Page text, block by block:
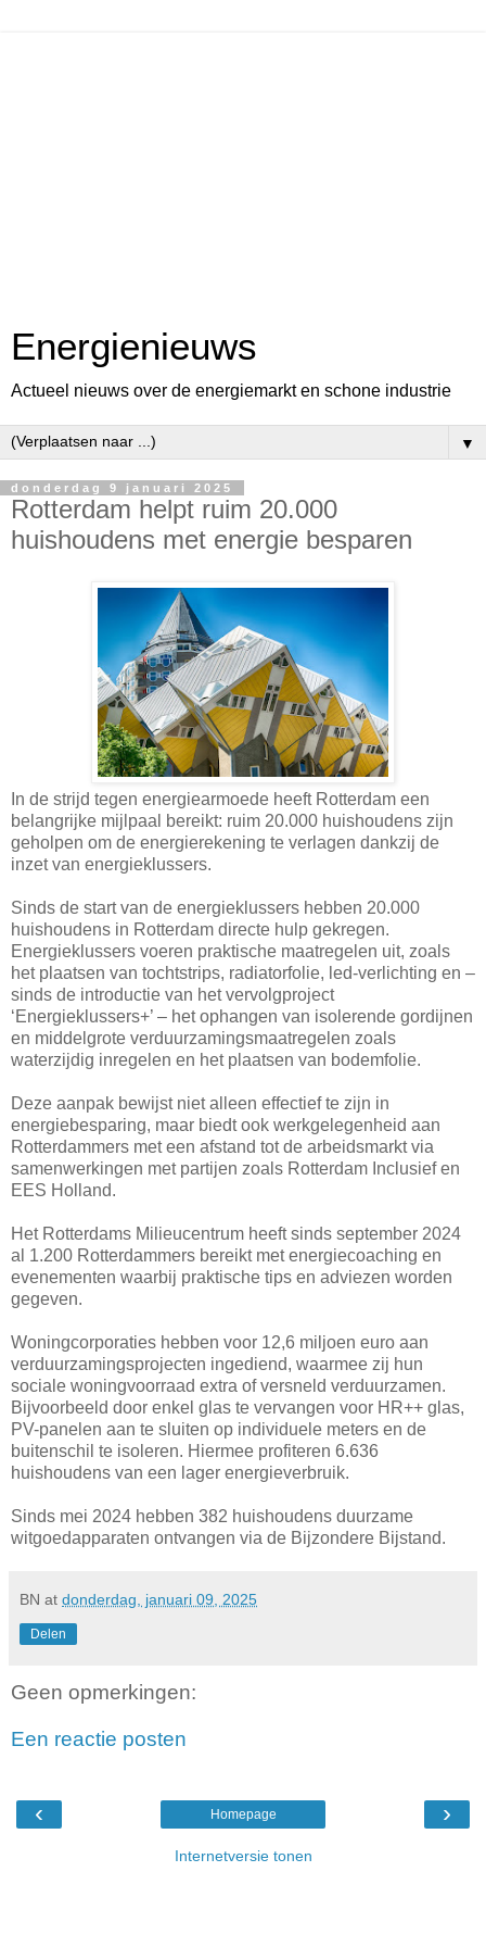
Energienieuws
Actueel nieuws over de energiemarkt en schone industrie
▼
donderdag 9 januari 2025
Rotterdam helpt ruim 20.000
huishoudens met energie besparen
In de strijd tegen energiearmoede heeft Rotterdam een
belangrijke mijlpaal bereikt: ruim 20.000 huishoudens zijn
geholpen om de energierekening te verlagen dankzij de
inzet van energieklussers.
Sinds de start van de energieklussers hebben 20.000
huishoudens in Rotterdam directe hulp gekregen.
Energieklussers voeren praktische maatregelen uit, zoals
het plaatsen van tochtstrips, radiatorfolie, led-verlichting en –
sinds de introductie van het vervolgproject
‘Energieklussers+’ – het ophangen van isolerende gordijnen
en middelgrote verduurzamingsmaatregelen zoals
waterzijdig inregelen en het plaatsen van bodemfolie.
Deze aanpak bewijst niet alleen effectief te zijn in
energiebesparing, maar biedt ook werkgelegenheid aan
Rotterdammers met een afstand tot de arbeidsmarkt via
samenwerkingen met partijen zoals Rotterdam Inclusief en
EES Holland.
Het Rotterdams Milieucentrum heeft sinds september 2024
al 1.200 Rotterdammers bereikt met energiecoaching en
evenementen waarbij praktische tips en adviezen worden
gegeven.
Woningcorporaties hebben voor 12,6 miljoen euro aan
verduurzamingsprojecten ingediend, waarmee zij hun
sociale woningvoorraad extra of versneld verduurzamen.
Bijvoorbeeld door enkel glas te vervangen voor HR++ glas,
PV-panelen aan te sluiten op individuele meters en de
buitenschil te isoleren. Hiermee profiteren 6.636
huishoudens van een lager energieverbruik.
Sinds mei 2024 hebben 382 huishoudens duurzame
witgoedapparaten ontvangen via de Bijzondere Bijstand.
BN at donderdag, januari 09, 2025
Delen
Geen opmerkingen:
Een reactie posten
‹ ›
Homepage
Internetversie tonen